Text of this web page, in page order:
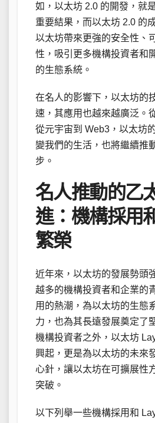
如，以太坊 2.0 的開發，就
重要結果，而以太坊 2.0 的
以太坊帶來更強的安全性、
性，吸引更多機構投資者和
的生態系統。
在名人的影響下，以太坊的
速，其應用也越來越廣泛。
從元宇宙到 Web3，以太坊
變我們的生活，也將繼續推
步。
名人推動的乙
進：機構採用
繁榮
近年來，以太坊的發展勢頭
越多的機構投資者和企業的
用的熱潮，為以太坊的生態
力，也為其長遠發展奠定了
機構投資者之外，以太坊
興起，更是為以太坊的未來
心針，讓以太坊在可擴展性
突破。
以下列舉一些機構採用和